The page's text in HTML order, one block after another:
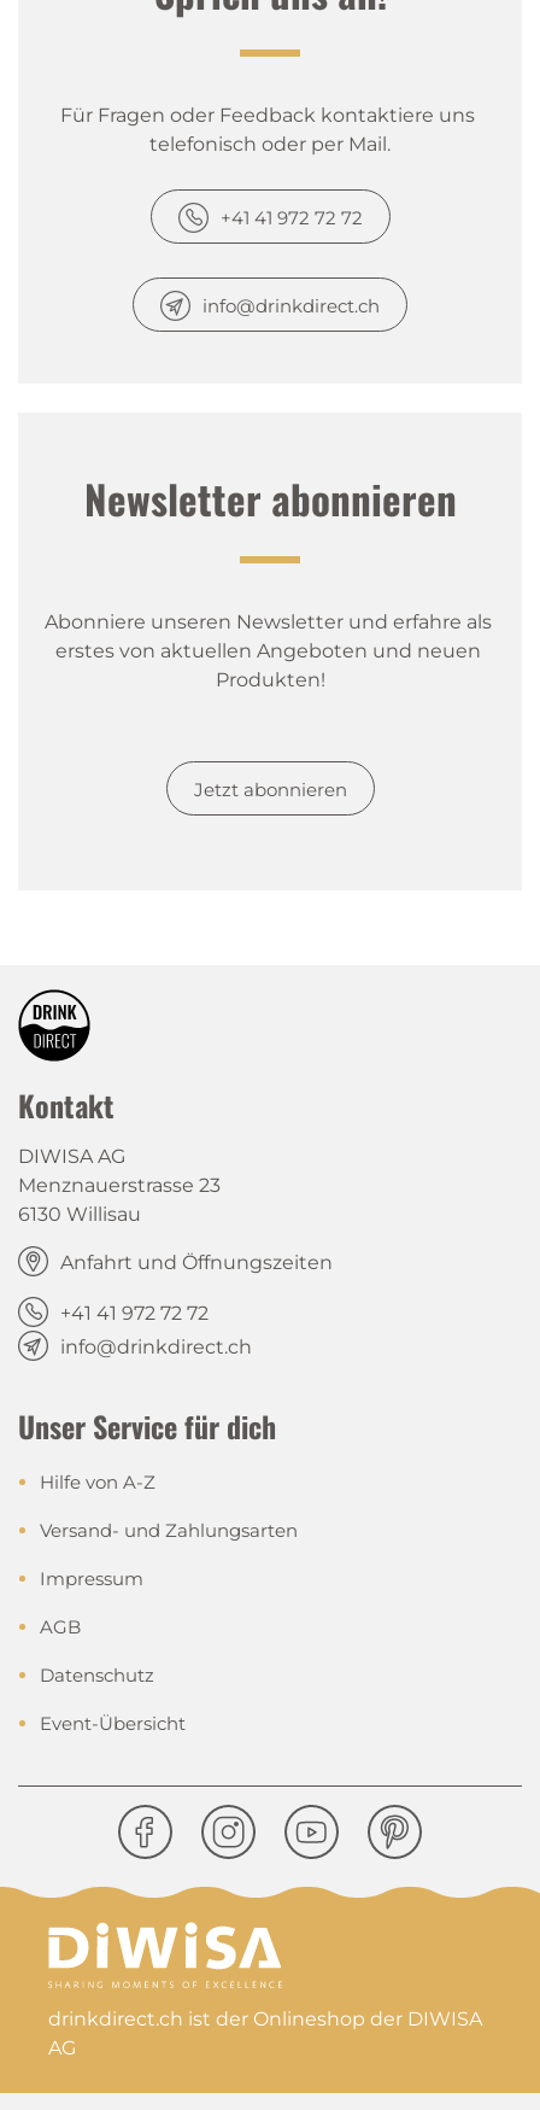
Für Fragen oder Feedback kontaktiere uns
telefonisch oder per Mail.
+41 41 972 72 72
info@drinkdirect.ch
Newsletter abonnieren
Abonniere unseren Newsletter und erfahre als
erstes von aktuellen Angeboten und neuen
Produkten!
Jetzt abonnieren
Kontakt
DIWISA AG
Menznauerstrasse 23
6130 Willisau
Anfahrt und Öffnungszeiten
+41 41 972 72 72
info@drinkdirect.ch
Unser Service für dich
Hilfe von A-Z
Versand- und Zahlungsarten
Impressum
AGB
Datenschutz
Event-Übersicht
drinkdirect.ch ist der Onlineshop der DIWISA
AG